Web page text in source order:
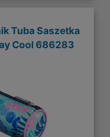
Tuba Saszetka
Cool 686283